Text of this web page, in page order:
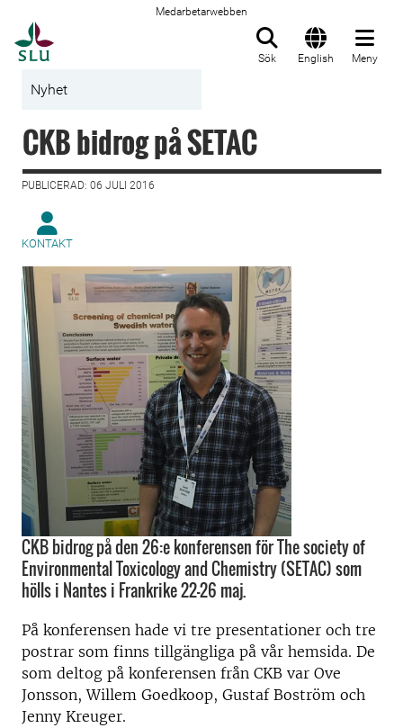
Medarbetarwebben
Sök English Meny
Nyhet
CKB bidrog på SETAC
PUBLICERAD: 06 JULI 2016
KONTAKT
CKB bidrog på den 26:e konferensen för The society of
Environmental Toxicology and Chemistry (SETAC) som
hölls i Nantes i Frankrike 22-26 maj.
På konferensen hade vi tre presentationer och tre
postrar som finns tillgängliga på vår hemsida. De
som deltog på konferensen från CKB var Ove
Jonsson, Willem Goedkoop, Gustaf Boström och
Jenny Kreuger.